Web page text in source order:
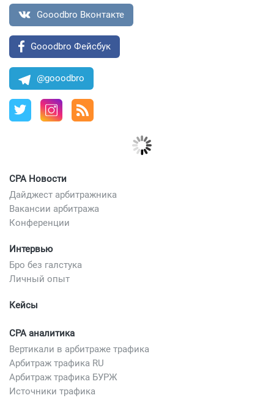
Gooodbro Вконтакте
Gooodbro Фейсбук
@gooodbro
CPA Новости
Дайджест арбитражника
Вакансии арбитража
Конференции
Интервью
Бро без галстука
Личный опыт
Кейсы
CPA аналитика
Вертикали в арбитраже трафика
Арбитраж трафика RU
Арбитраж трафика БУРЖ
Источники трафика